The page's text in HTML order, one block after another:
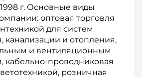
г. Основные виды
оптовая торговля
для систем
канализации и отопления,
и вентиляционным
кабельно-проводниковая
розничная